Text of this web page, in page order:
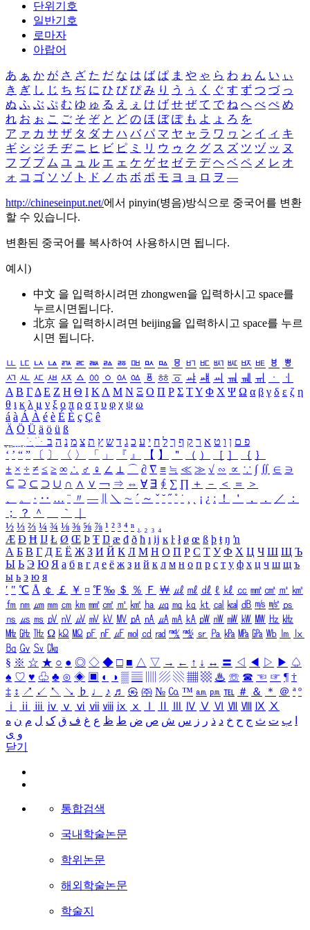
단위기호
일반기호
로마자
아랍어
あ ぁ か が さ ざ た だ な は ば ぱ ま や ゃ ら わ ゎ ん い ぃ
き ぎ し じ ち ぢ に ひ び ぴ み り う ぅ く ぐ す ず つ づ っ
ぬ ふ ぶ ぷ む ゆ ゅ る え ぇ け げ せ ぜ て で ね へ べ ぺ め
れ お ぉ こ ご そ ぞ と ど の ほ ぼ ぽ も よ ょ ろ を
ア ァ カ サ ザ タ ダ ナ ハ バ パ マ ヤ ャ ラ ワ ヮ ン イ ィ キ
ギ シ ジ チ ヂ ニ ヒ ビ ピ ミ リ ウ ゥ ク グ ス ズ ツ ヅ ッ ヌ
フ ブ プ ム ユ ュ ル エ ェ ケ ゲ セ ゼ テ デ ヘ ベ ペ メ レ オ
ォ コ ゴ ソ ゾ ト ド ノ ホ ボ ポ モ ヨ ョ ロ ヲ ―
http://chineseinput.net/에서 pinyin(병음)방식으로 중국어를 변환
할 수 있습니다.
변환된 중국어를 복사하여 사용하시면 됩니다.
예시)
中文 을 입력하시려면 zhongwen을 입력하시고 space를
누르시면됩니다.
北京 을 입력하시려면 beijing을 입력하시고 space를 누르
시면 됩니다.
ㅥ ㅦ ㅧ ㅨ ㅩ ㅪ ㅫ ㅬ ㅭ ㅮ ㅯ ㅰ ㅱ ㅲ ㅳ ㅴ ㅵ ㅶ ㅷ ㅸ
ㅹ
ㅺ ㅻ ㅼ ㅽ ㅾ ㅿ ㆀ ㆁ ㆂ ㆃ ㆄ ㆅ ㆆ ㆇ ㆈ ㆉ ㆊ ㆋ ㆌ ㆍ
ㆎ
Α Β ΓΔ Ε Ζ Η Θ Ι ΚΛ Μ Ν Ξ Ο Π Ρ Σ ΤΥ Φ Χ Ψ Ω α β γ δ ε ζ η
θ ι κ λ μ ν ξ ο π ρ σ τ υ φ χ ψ ω
á à Á À é è É È ç Ç ê
Ä Ö Ü ä ö ü ß
ִֶֹ ֻּ ׁׂ פ ם ן ו ט א ר ק ף ך ל ח י ע כ ג ד ש ץ ת צ מ נ ה ב
‘ ’ “ ” 〔 〕 〈 〉 「 」 『 』 【 】 ＂ （ ） ［ ］ ｛ ｝
± × ÷ ≠ ≤ ≥ ∞ ∴ ♂ ♀ ∠ ⊥ ⌒ ∂ ∇ ≡ ≒ ≪ ≫ √ ∽ ∝ ∵ ∫ ∬ ∈ ∋
⊆ ⊇ ⊂ ⊃ ∪ ∩ ∧ ∨ ￢ ⇒ ⇔ ∀ ∃ ∮ ∑ ∏ ＋ － ＜ ＝
＞
、
。 · ‥ … ¨ 〃 ― ＼ ∼ ´ ～ ˇ ˘ ˝ ˚ ˙ ¸ ¡ ¿ ː ！ ＇ ， ． ／
：
；
？ ＾ ｀
½ ⅓ ⅔ ¼ ¾ ⅛ ⅜ ⅝ ⅞ ¹ ² ³ ⁴ ⁿ ₁ ₂ ₃ ₄
Æ Ð Ħ Ĳ Ł Ø Œ Þ Ŧ Ŋ æ đ ð ħ ı ĳ ĸ ŀ ł ø œ ß þ ŧ ŋ ŉ
А Б В Г Д Е Ё Ж З И Й К Л М Н О П Р С Т У Ф Х Ц Ч Ш Щ Ъ
Ы Ь Э Ю Я а б в г д е ё ж з и й к л м н о п р с т у ф х ц ч ш щ ъ
ы ь э ю я
′ ″ ℃ Å ￠ ￡ ￥ ¤ ℉ ‰ ＄ ％ Ｆ ￦ ㎕ ㎖ ㎗ ℓ ㎘ ㏄ ㎣ ㎤ ㎥ ㎦
㎙ ㎚ ㎛ ㎜ ㎝ ㎞ ㎟ ㎠ ㎡ ㎢ ㏊ ㎍ ㎎ ㎏ ㏏ ㎈ ㎉ ㏈ ㎧ ㎨ ㎰
㎱ ㎲ ㎳ ㎴ ㎵ ㎶ ㎷ ㎸ ㎹ ㎀ ㎁ ㎂ ㎃ ㎄ ㎺ ㎻ ㎽ ㎾ ㎿ ㎐ ㎑
㎒ ㎓ ㎔ Ω ㏀ ㏁ ㎊ ㎋ ㎌ ㏖ ㏅ ㎭ ㎮ ㎯ ㏛ ㎩ ㎪ ㎫ ㎬ ㏝ ㏐
㏓
㏃ ㏉ ㏜ ㏆
§ ※ ☆ ★ ○ ● ◎ ◇ ◆ □ ■ △ ▽ → ← ↑ ↓ ↔ 〓 ◁ ◀ ▷ ▶ ♤
♠ ♡ ♥ ♧ ♣ ⊙ ◈ ▣ ◐ ◑ ▒ ▤ ▨ ▧ ▦ ▩ ♨ ☏ ☎ ☜ ☞ ¶ †
‡ ↕ ↗ ↙ ↖ ↘ ♭ ♩ ♪ ♬ ㉿ ㈜ № ㏇ ™ ㏂ ㏘ ℡ ＃ ＆ ＊ ＠ ª º
ⅰ
ⅱ ⅲ ⅳ ⅴ ⅵ ⅶ ⅷ ⅸ ⅹ Ⅳ Ⅴ Ⅵ Ⅶ Ⅷ Ⅸ Ⅹ
ب ت ث ج ح خ د ذ ر ز س ش ص ض ط ظ ع غ ف ق ک ل م ن ه
و ی
닫기
통합검색
국내학술논문
학위논문
해외학술논문
학술지